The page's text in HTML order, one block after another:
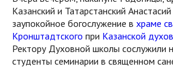
Казанский и Татарстанский
заупокойное богослужение в храме
Кронштадтского при Казанской
Ректору Духовной школы сослужили
студенты семинарии в священном